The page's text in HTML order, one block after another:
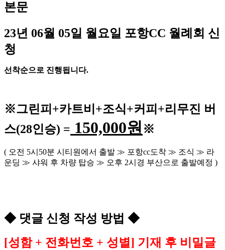
본문
23년 06월 05일 월요일 포항CC 월례회 신
청
선착순으로 진행됩니다.
※그린피 +카트비 +조식+커피+리무진 버
스(28인승) = 150,000원 ※
( 오전 5시 50분 시티원에서 출발 ≫ 포항cc도착 ≫ 조식 ≫ 라
운딩 ≫ 샤워 후 차량 탑승 ≫ 오후 2시경 부산으로 출발예정 )
◆ 댓글 신청 작성 방법 ◆
[성함 + 전화번호 + 성별] 기재 후 비밀글